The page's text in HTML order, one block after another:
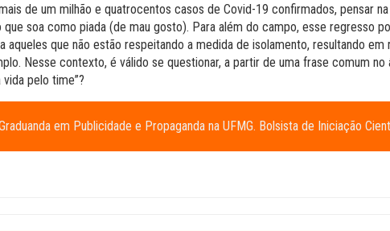
de um milhão e quatrocentos casos de Covid-19 confirmados, pensar
soa como piada (de mau gosto). Para além do campo, esse regresso
aqueles que não estão respeitando a medida de isolamento, resultando em
Nesse contexto, é válido se questionar, a partir de uma frase comum
pelo time”?
em Publicidade e Propaganda na UFMG. Bolsista de Iniciação